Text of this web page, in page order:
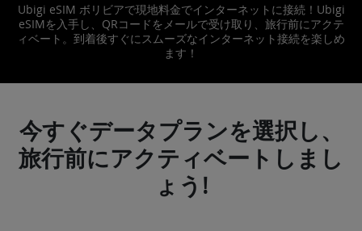
Ubigi eSIM ボリビアで現地料金でインターネットに接続！Ubigi
eSIMを入手し、QRコードをメールで受け取り、旅行前にアクテ
ィベート。到着後すぐにスムーズなインターネット接続を楽しめ
ます！
今すぐデータプランを選択し、
旅行前にアクティベートしまし
ょう!